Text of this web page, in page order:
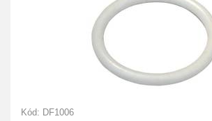
Kód: DF1006